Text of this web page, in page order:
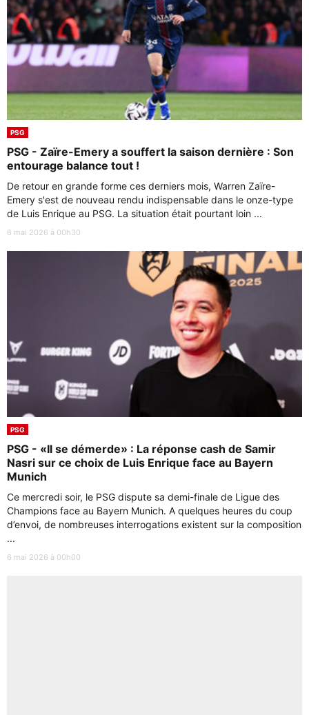
PSG
PSG - Zaïre-Emery a souffert la saison dernière : Son
entourage balance tout !
De retour en grande forme ces derniers mois, Warren Zaïre-
Emery s'est de nouveau rendu indispensable dans le onze-type
de Luis Enrique au PSG. La situation était pourtant loin ...
6 mai 2026 à 00h30
PSG
PSG - «Il se démerde» : La réponse cash de Samir
Nasri sur ce choix de Luis Enrique face au Bayern
Munich
Ce mercredi soir, le PSG dispute sa demi-finale de Ligue des
Champions face au Bayern Munich. A quelques heures du coup
d’envoi, de nombreuses interrogations existent sur la composition
...
6 mai 2026 à 00h00